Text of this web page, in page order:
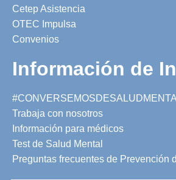
Cetep Asistencia
OTEC Impulsa
Convenios
Información de
Trabaja con nosotros
Información para médicos
Test de Salud Mental
Preguntas frecuentes de Prevención